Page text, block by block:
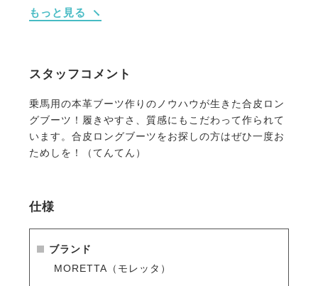
・ソール内側にはスチールの補強あり。タフな使用に
文字ロゴ。
～about Moretta～
老舗イギリス馬具メーカーShires（シャイヤー）が手
全商品に共通するのは、インナーライニングに速乾吸
収素材を使用。汗などを素早く吸収し快適な履き心地
を追及しました。足元は衝撃吸収のインソールを使
ツの型崩れ防止や歩行時の疲労軽減に効果がありま
もっと見る
スタッフコメント
乗馬用の本革ブーツ作りのノウハウが生きた合皮ロン
グブーツ！履きやすさ、質感にもこだわって作られて
います。合皮ロングブーツをお探しの方はぜひ一度お
ためしを！（てんてん）
仕様
ブランド
MORETTA（モレッタ）